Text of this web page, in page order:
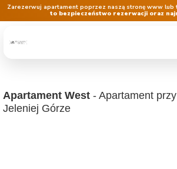
Apartament West - Apartament
Jeleniej Górze
Zarezerwuj apartament poprzez naszą stronę www lub
to bezpieczeństwo rezerwacji oraz